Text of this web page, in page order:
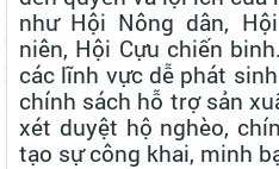
như Hội Nông dân,
niên, Hội Cựu chiến
các lĩnh vực dễ phát
chính sách hỗ trợ sản
xét duyệt hộ nghèo,
tạo sự công khai, minh